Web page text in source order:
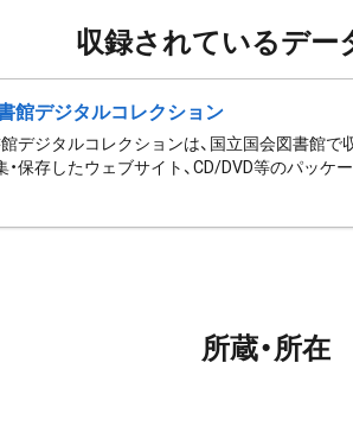
収録されているデー
館デジタルコレクション
デジタルコレクションは、国立国会図書館で
・保存したウェブサイト、CD/DVD等のパッケー
所蔵・所在